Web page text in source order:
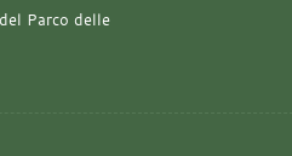
Parco delle